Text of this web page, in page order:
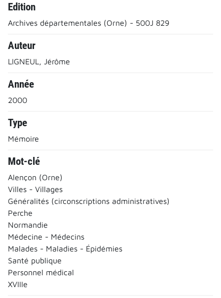
Edition
Archives départementales (Orne) - 500J 829
Auteur
LIGNEUL, Jérôme
Année
2000
Type
Mémoire
Mot-clé
Alençon (Orne)
Villes - Villages
Généralités (circonscriptions administratives)
Perche
Normandie
Médecine - Médecins
Malades - Maladies - Épidémies
Santé publique
Personnel médical
XVIIIe